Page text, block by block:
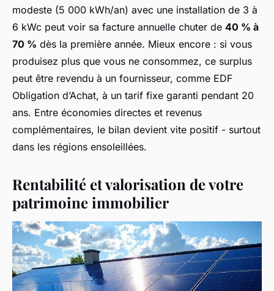
modeste (5 000 kWh/an) avec une installation de 3 à
6 kWc peut voir sa facture annuelle chuter de 40 % à
70 % dès la première année. Mieux encore : si vous
produisez plus que vous ne consommez, ce surplus
peut être revendu à un fournisseur, comme EDF
Obligation d’Achat, à un tarif fixe garanti pendant 20
ans. Entre économies directes et revenus
complémentaires, le bilan devient vite positif - surtout
dans les régions ensoleillées.
Rentabilité et valorisation de votre
patrimoine immobilier